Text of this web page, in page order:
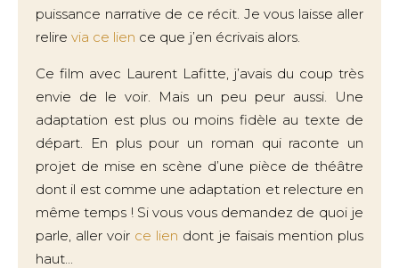
puissance narrative de ce récit. Je vous laisse aller
relire via ce lien ce que j’en écrivais alors.
Ce film avec Laurent Lafitte, j’avais du coup très
envie de le voir. Mais un peu peur aussi. Une
adaptation est plus ou moins fidèle au texte de
départ. En plus pour un roman qui raconte un
projet de mise en scène d’une pièce de théâtre
dont il est comme une adaptation et relecture en
même temps ! Si vous vous demandez de quoi je
parle, aller voir ce lien dont je faisais mention plus
haut...